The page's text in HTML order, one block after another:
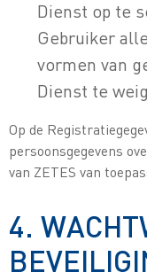
Dienst op te
Gebruiker
vormen van
Dienst te
Op de
persoonsgegevens
van ZETES van
4.